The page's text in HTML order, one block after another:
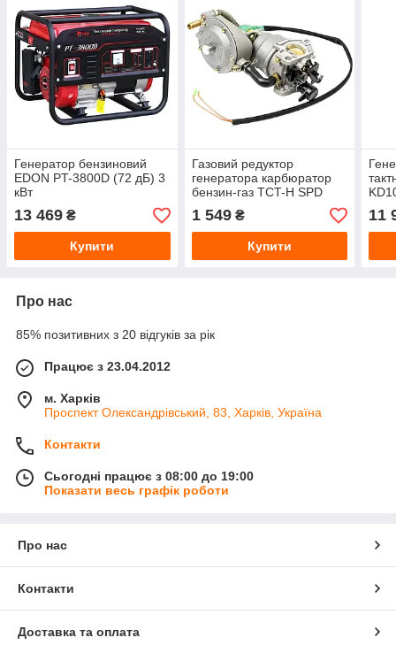
Генератор бензиновий
EDON PT-3800D (72 дБ) 3
кВт
13 469 ₴
Купити
Газовий редуктор
генератора карбюратор
бензин-газ TCT-H SPD
(6932) 5-7 кВт
1 549₴
Купити
кВт
11
Про нас
85% позитивних з 20 відгуків за рік
Працює з 23.04.2012
м. Харків
Проспект Олександрівський, 83, Харків, Україна
Контакти
Сьогодні працює з 08:00 до 19:00
Показати весь графік роботи
Про нас
Контакти
Доставка та оплата